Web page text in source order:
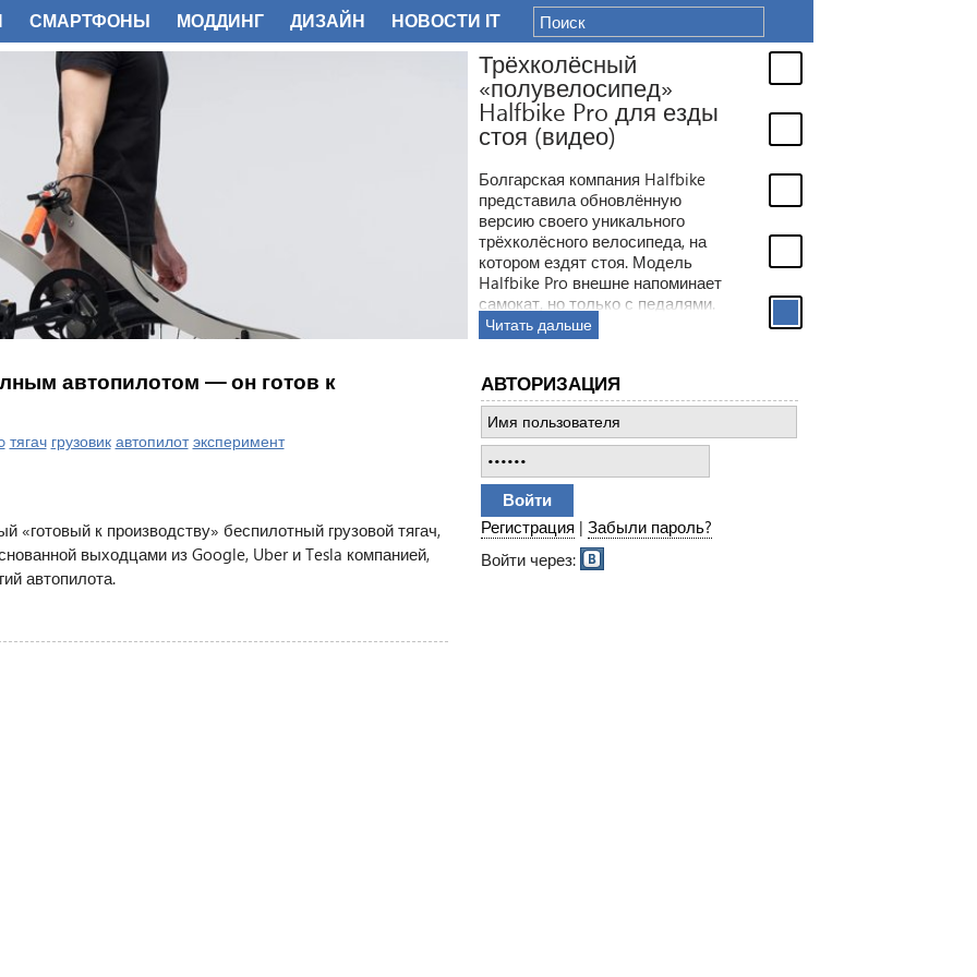
Трёхколёсный
«полувелосипед»
Halfbike Pro для езды
стоя (видео)
Болгарская компания Halfbike
представила обновлённую
версию своего уникального
трёхколёсного велосипеда, на
котором ездят стоя. Модель
Halfbike Pro внешне напоминает
самокат, но только с педалями.
Читать дальше
автопилотом — он готов к
тягач грузовик автопилот эксперимент
«готовый к производству» беспилотный грузовой тягач,
выходцами из Google, Uber и Tesla компанией,
автопилота.
АВТОРИЗАЦИЯ
Регистрация | Забыли пароль?
Войти через:
СМАРТФОНЫ МОДДИНГ ДИЗАЙН НОВОСТИ IT
ФОТО